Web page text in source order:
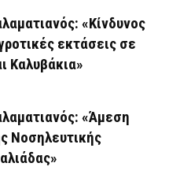
«Κίνδυνος
εκτάσεις σε
Καλυβάκια»
«Άμεση
Νοσηλευτικής